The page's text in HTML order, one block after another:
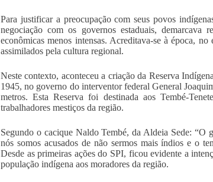
Para justificar a preocupação com seus povos
negociação com os governos estaduais,
econômicas menos intensas. Acreditava-se à época,
assimilados pela cultura regional.
Neste contexto, aconteceu a criação da Reserva
1945, no governo do interventor federal General
metros. Esta Reserva foi destinada aos Tembé-
trabalhadores mestiços da região.
Segundo o cacique Naldo Tembé, da Aldeia Sede: “O
nós somos acusados de não sermos mais índios e o
Desde as primeiras ações do SPI, ficou evidente a
população indígena aos moradores da região.